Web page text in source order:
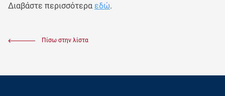
Διαβάστε περισσότερα εδώ.
Πίσω στην λίστα